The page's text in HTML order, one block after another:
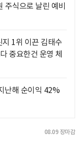
식으로 날린 예비
1위 이끈 김태수
중요한건 운영 체
난해 순이익 42%
08.09 장마감